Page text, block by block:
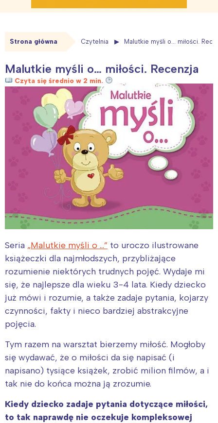
Strona główna Czytelnia Malutkie myśli o… miłości.
Malutkie myśli o… miłości. Recenzja
Czyta się średnio w 2 min.
Seria „Malutkie myśli o …” to uroczo ilustrowane
książeczki dla najmłodszych, przybliżające
rozumienie niektórych trudnych pojęć. Wydaje mi
się, że najlepsze dla wieku 3-4 lata. Kiedy dziecko
już mówi i rozumie, a także zadaje pytania, kojarzy
czynności, fakty i nieco bardziej abstrakcyjne
pojęcia.
Tym razem na warsztat bierzemy miłość. Mogłoby
się wydawać, że o miłości da się napisać (i
napisano) tysiące książek, zrobić milion filmów, a i
tak nie do końca można ją zrozumie.
Kiedy dziecko zadaje pytania dotyczące miłości,
to tak naprawdę nie oczekuje kompleksowej